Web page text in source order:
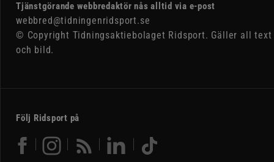
Tjänstgörande webbredaktör nås alltid via e-post
webbred@tidningenridsport.se
© Copyright Tidningsaktiebolaget Ridsport. Gäller all text
och bild.
Följ Ridsport på